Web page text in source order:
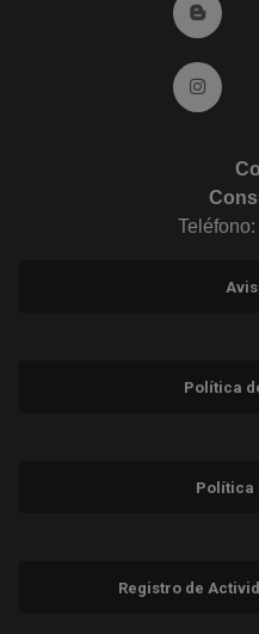
Ir al
Ir a
Teléfono:
Política
Política
Registro de